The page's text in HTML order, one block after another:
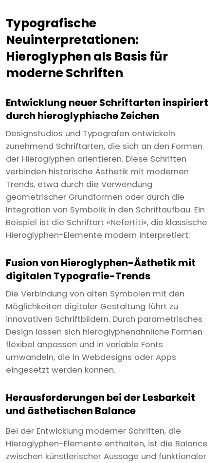
Typografische
Neuinterpretationen:
Hieroglyphen als Basis für
moderne Schriften
Entwicklung neuer Schriftarten inspiriert
durch hieroglyphische Zeichen
Designstudios und Typografen entwickeln
zunehmend Schriftarten, die sich an den Formen
der Hieroglyphen orientieren. Diese Schriften
verbinden historische Ästhetik mit modernen
Trends, etwa durch die Verwendung
geometrischer Grundformen oder durch die
Integration von Symbolik in den Schriftaufbau. Ein
Beispiel ist die Schriftart «Nefertiti», die klassische
Hieroglyphen-Elemente modern interpretiert.
Fusion von Hieroglyphen-Ästhetik mit
digitalen Typografie-Trends
Die Verbindung von alten Symbolen mit den
Möglichkeiten digitaler Gestaltung führt zu
innovativen Schriftbildern. Durch parametrisches
Design lassen sich hieroglyphenähnliche Formen
flexibel anpassen und in variable Fonts
umwandeln, die in Webdesigns oder Apps
eingesetzt werden können.
Herausforderungen bei der Lesbarkeit
und ästhetischen Balance
Bei der Entwicklung moderner Schriften, die
Hieroglyphen-Elemente enthalten, ist die Balance
zwischen künstlerischer Aussage und funktionaler